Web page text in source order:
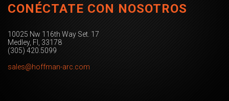
CONÉCTATE CON NOSOTROS
10025 Nw 116th Way Set. 17
Medley, Fl, 33178
(305) 420.5099
sales@hoffman-arc.com